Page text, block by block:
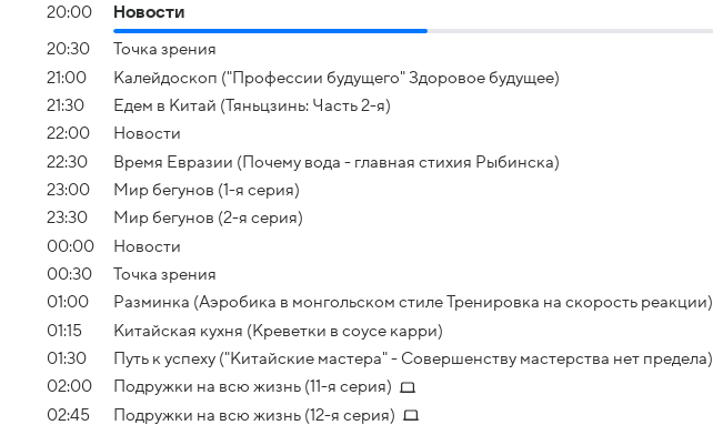
20:00
Новости
20:30
Точка зрения
21:00
Калейдоскоп ("Профессии будущего" Здоровое будущее)
21:30
Едем в Китай (Тяньцзинь: Часть 2-я)
22:00
Новости
22:30
Время Евразии (Почему вода - главная стихия Рыбинска)
23:00
Мир бегунов (1-я серия)
23:30
Мир бегунов (2-я серия)
00:00
Новости
00:30
Точка зрения
01:00
Разминка (Аэробика в монгольском стиле Тренировка на скорость реакции)
01:15
Китайская кухня (Креветки в соусе карри)
01:30
Путь к успеху ("Китайские мастера" - Совершенству мастерства нет предела)
02:00
Подружки на всю жизнь (11-я серия)
02:45
Подружки на всю жизнь (12-я серия)